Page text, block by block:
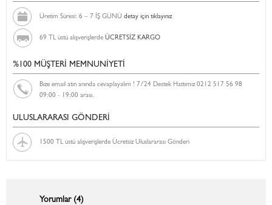
Üretim Süresi: 6 – 7 İŞ GÜNÜ detay için tıklayınız
69 TL üstü alışverişlerde ÜCRETSİZ KARGO
%100 MÜŞTERİ MEMNUNİYETİ
Bize email atın anında cevaplayalım ! 7/24 Destek Hattımız 0212 517 56 98
09:00 - 19:00 arası.
ULUSLARARASI GÖNDERİ
1500 TL üstü alışverişlerde Ücretsiz Uluslararası Gönderi
Yorumlar (4)